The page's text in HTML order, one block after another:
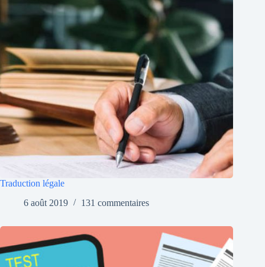
Traduction légale
6 août 2019
131 commentaires